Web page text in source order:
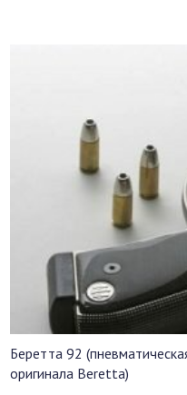
Беретта 92
оригинала Beretta)